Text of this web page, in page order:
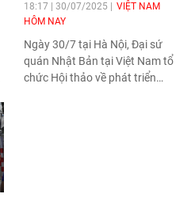
18:17 | 30/07/2025
VIỆT NAM
HÔM NAY
Ngày 30/7 tại Hà Nội, Đại sứ
quán Nhật Bản tại Việt Nam tổ
chức Hội thảo về phát triển